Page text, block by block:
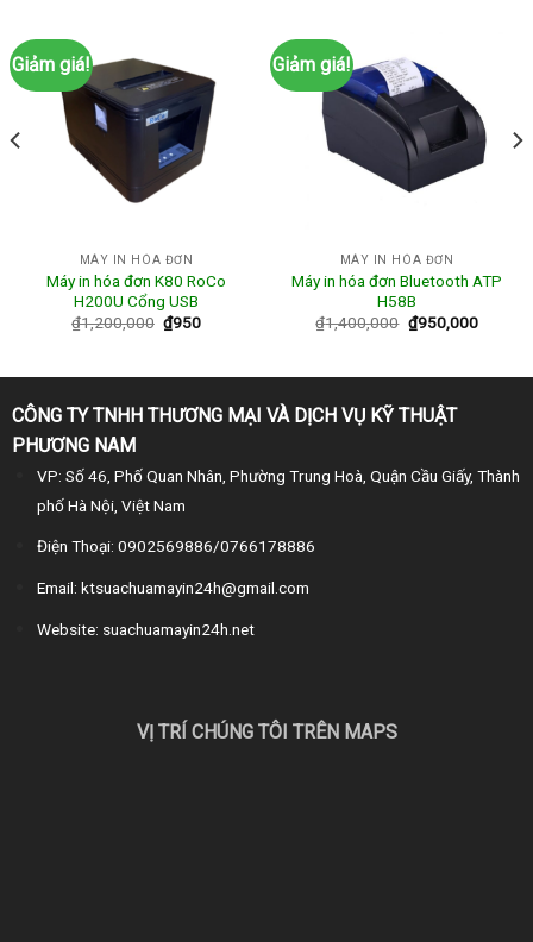
Giảm giá!
MÁY IN HÓA ĐƠN
Máy in hóa đơn K80 RoCo
H200U Cổng USB
₫1,200,000 ₫950
Giảm giá!
MÁY IN HÓA ĐƠN
Máy in hóa đơn Bluetooth ATP
H58B
₫1,400,000 ₫950,000
CÔNG TY TNHH THƯƠNG MẠI VÀ DỊCH VỤ KỸ THUẬT
PHƯƠNG NAM
VP: Số 46, Phố Quan Nhân, Phường Trung Hoà, Quận Cầu Giấy, Thành
phố Hà Nội, Việt Nam
Điện Thoại: 0902569886/0766178886
Email: ktsuachuamayin24h@gmail.com
Website: suachuamayin24h.net
VỊ TRÍ CHÚNG TÔI TRÊN MAPS